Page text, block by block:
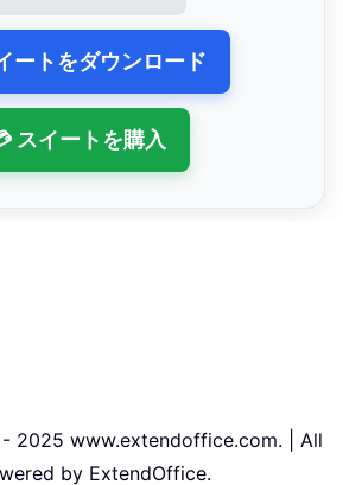
ートをダウンロード
スイートを購入
2025 www.extendoffice.com. | All
by ExtendOffice.